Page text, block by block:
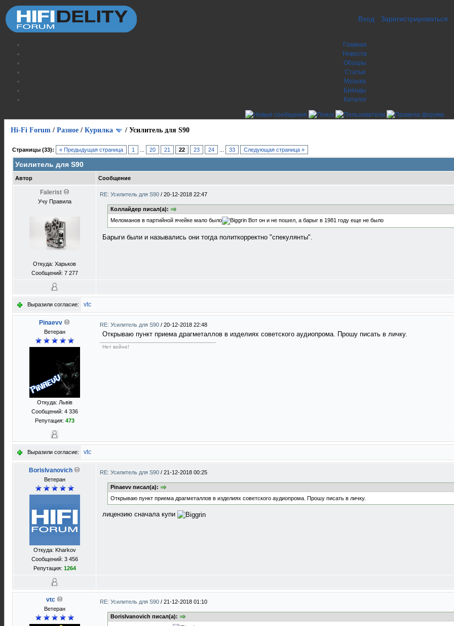
Вход Зарегистрироваться
Главная
Новости
Обзоры
Статьи
Музыка
Бренды
Каталог
Hi-Fi Forum / Разное / Курилка / Усилитель для S90
Страницы (33): « Предыдущая страница 1 20 21 22 23 24 33 Следующая страница »
Усилитель для S90
Автор Сообщение
Falerist
Учу Правила
Откуда: Харьков
Сообщений: 7 277
RE: Усилитель для S90 / 20-12-2018 22:47
Коллайдер писал(а):
Меломанов в партийной ячейке мало было
Вот он и не пошел, а барыг в 1981 году еще не было
Барыги были и назывались они тогда политкорректно "спекулянты".
Выразили согласие: vtc
Pinaevv
Ветеран
Откуда: Львів
Сообщений: 4 336
Репутация: 473
RE: Усилитель для S90 / 20-12-2018 22:48
Открываю пункт приема драгметаллов в изделиях советского аудиопрома. Прошу писать в личку.
Нет войне!
Выразили согласие: vtc
BorisIvanovich
Ветеран
Откуда: Kharkov
Сообщений: 3 456
Репутация: 1264
RE: Усилитель для S90 / 21-12-2018 00:25
Pinaevv писал(а):
Открываю пункт приема драгметаллов в изделиях советского аудиопрома. Прошу писать в личку.
лицензию сначала купи
vtc
Ветеран
RE: Усилитель для S90 / 21-12-2018 01:10
BorisIvanovich писал(а):